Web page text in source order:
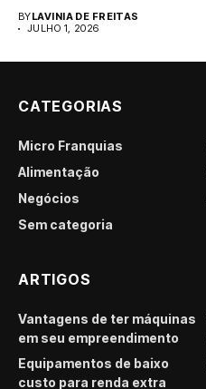
BYLAVINIA DE FREITAS
JULHO 1, 2026
CATEGORIAS
Micro Franquias
Alimentação
Negócios
Sem categoria
ARTIGOS
Vantagens de ter máquinas
em seu empreendimento
Equipamentos de baixo
custo para renda extra